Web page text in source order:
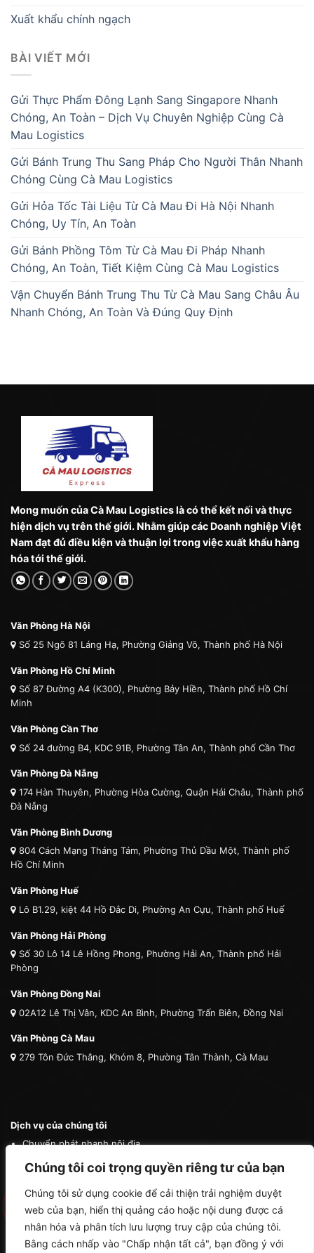
Chúng tôi coi trọng quyền riêng tư của bạn
Chúng tôi sử dụng cookie để cải thiện trải nghiệm duyệt
web của bạn, hiển thị quảng cáo hoặc nội dung được cá
nhân hóa và phân tích lưu lượng truy cập của chúng tôi.
Bằng cách nhấp vào "Chấp nhận tất cả", bạn đồng ý với
Xuất khẩu chính ngạch
BÀI VIẾT MỚI
Gửi Thực Phẩm Đông Lạnh Sang Singapore Nhanh
Chóng, An Toàn – Dịch Vụ Chuyên Nghiệp Cùng Cà
Mau Logistics
Gửi Bánh Trung Thu Sang Pháp Cho Người Thân Nhanh
Chóng Cùng Cà Mau Logistics
Gửi Hỏa Tốc Tài Liệu Từ Cà Mau Đi Hà Nội Nhanh
Chóng, Uy Tín, An Toàn
Gửi Bánh Phồng Tôm Từ Cà Mau Đi Pháp Nhanh
Chóng, An Toàn, Tiết Kiệm Cùng Cà Mau Logistics
Vận Chuyển Bánh Trung Thu Từ Cà Mau Sang Châu Âu
Nhanh Chóng, An Toàn Và Đúng Quy Định
Mong muốn của Cà Mau Logistics là có thể kết nối và thực
hiện dịch vụ trên thế giới. Nhằm giúp các Doanh nghiệp Việt
Nam đạt đủ điều kiện và thuận lợi trong việc xuất khẩu hàng
hóa tới thế giới.
Văn Phòng Hà Nội
Số 25 Ngõ 81 Láng Hạ, Phường Giảng Võ, Thành phố Hà Nội
Văn Phòng Hồ Chí Minh
Số 87 Đường A4 (K300), Phường Bảy Hiền, Thành phố Hồ Chí
Minh
Văn Phòng Cần Thơ
Số 24 đường B4, KDC 91B, Phường Tân An, Thành phố Cần Thơ
Văn Phòng Đà Nẵng
174 Hàn Thuyên, Phường Hòa Cường, Quận Hải Châu, Thành phố
Đà Nẵng
Văn Phòng Bình Dương
804 Cách Mạng Tháng Tám, Phường Thủ Dầu Một, Thành phố
Hồ Chí Minh
Văn Phòng Huế
Lô B1.29, kiệt 44 Hồ Đắc Di, Phường An Cựu, Thành phố Huế
Văn Phòng Hải Phòng
Số 30 Lô 14 Lê Hồng Phong, Phường Hải An, Thành phố Hải
Phòng
Văn Phòng Đồng Nai
02A12 Lê Thị Vân, KDC An Bình, Phường Trấn Biên, Đồng Nai
Văn Phòng Cà Mau
279 Tôn Đức Thắng, Khóm 8, Phường Tân Thành, Cà Mau
Dịch vụ của chúng tôi
Chuyển phát nhanh nội địa
Chuyển phát nhanh quốc tế
Vận chuyển thú cưng
Mua hộ hàng nước ngoài